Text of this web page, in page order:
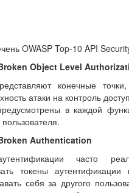
OWASP Top-10 API
Object Level
конечные
атаки на контроль
в каждой
Authentication
часто
токены
себя за другого